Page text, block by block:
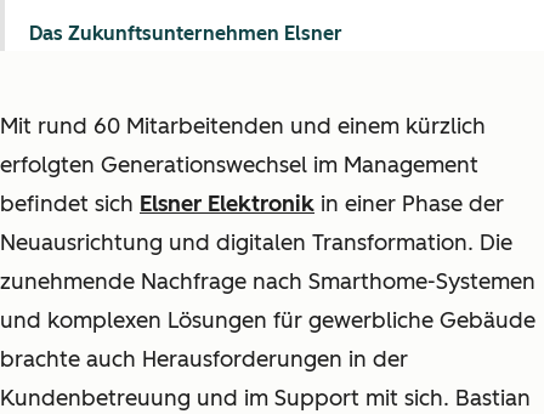
Mit rund 60 Mitarbeitenden und einem kürzlich
erfolgten Generationswechsel im Management
befindet sich Elsner Elektronik in einer Phase der
Neuausrichtung und digitalen Transformation. Die
zunehmende Nachfrage nach Smarthome-Systemen
und komplexen Lösungen für gewerbliche Gebäude
brachte auch Herausforderungen in der
Kundenbetreuung und im Support mit sich. Bastian
Das Zukunftsunternehmen Elsner